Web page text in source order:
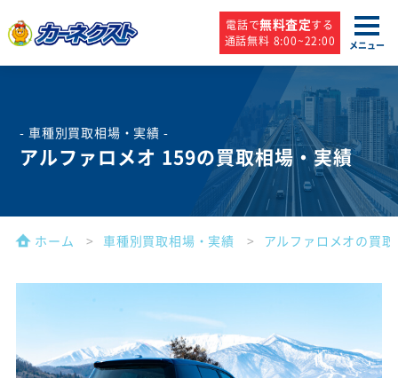
電話で無料査定する
通話無料 8:00~22:00
メニュー
- 車種別買取相場・実績 -
アルファロメオ 159の買取相場・実績
ホーム 車種別買取相場・実績 アルファロメオの買